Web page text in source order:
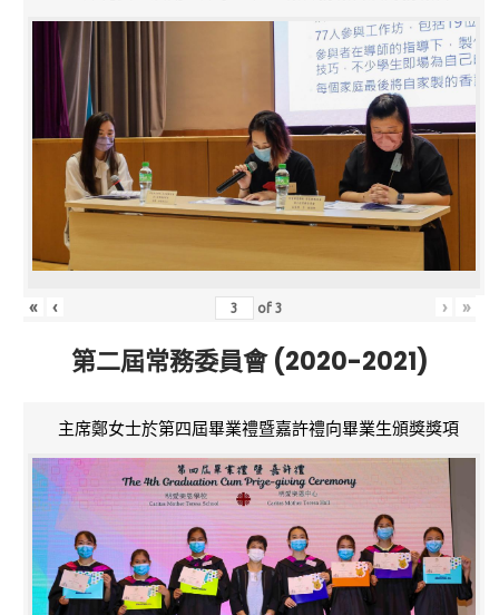
« ‹ of3 › »
第二屆常務委員會 (2020-2021)
主席鄭女士於第四屆畢業禮暨嘉許禮向畢業生頒獎獎項